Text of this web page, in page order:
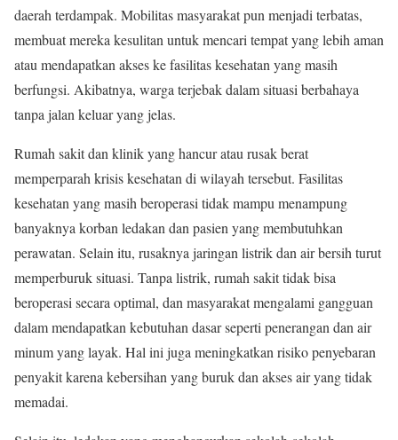
daerah terdampak. Mobilitas masyarakat pun menjadi terbatas,
membuat mereka kesulitan untuk mencari tempat yang lebih aman
atau mendapatkan akses ke fasilitas kesehatan yang masih
berfungsi. Akibatnya, warga terjebak dalam situasi berbahaya
tanpa jalan keluar yang jelas.
Rumah sakit dan klinik yang hancur atau rusak berat
memperparah krisis kesehatan di wilayah tersebut. Fasilitas
kesehatan yang masih beroperasi tidak mampu menampung
banyaknya korban ledakan dan pasien yang membutuhkan
perawatan. Selain itu, rusaknya jaringan listrik dan air bersih turut
memperburuk situasi. Tanpa listrik, rumah sakit tidak bisa
beroperasi secara optimal, dan masyarakat mengalami gangguan
dalam mendapatkan kebutuhan dasar seperti penerangan dan air
minum yang layak. Hal ini juga meningkatkan risiko penyebaran
penyakit karena kebersihan yang buruk dan akses air yang tidak
memadai.